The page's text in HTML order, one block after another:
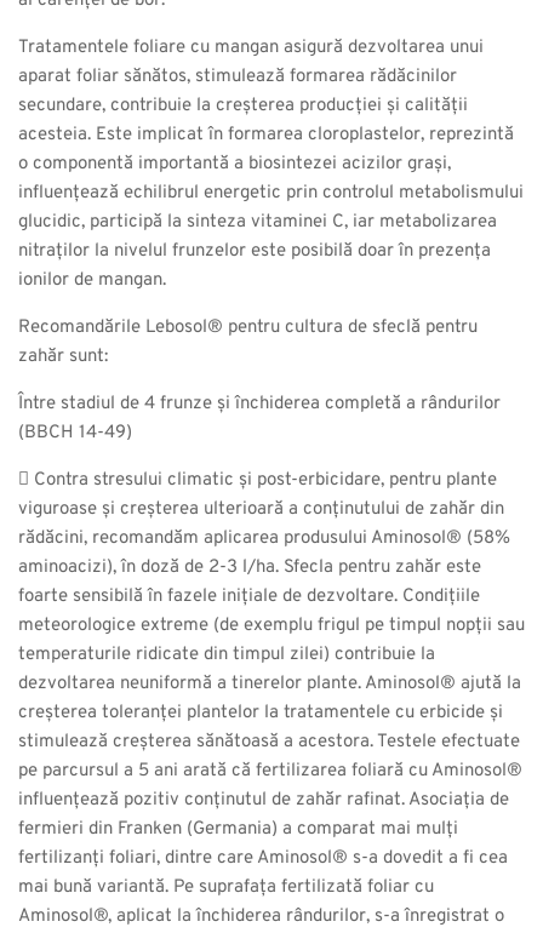
Tratamentele foliare cu mangan asigură dezvoltarea unui
aparat foliar sănătos, stimulează formarea rădăcinilor
secundare, contribuie la creșterea producției și calității
acesteia. Este implicat în formarea cloroplastelor, reprezintă
o componentă importantă a biosintezei acizilor grași,
influențează echilibrul energetic prin controlul metabolismului
glucidic, participă la sinteza vitaminei C, iar metabolizarea
nitraților la nivelul frunzelor este posibilă doar în prezența
ionilor de mangan.
Recomandările Lebosol® pentru cultura de sfeclă pentru
zahăr sunt:
Între stadiul de 4 frunze și închiderea completă a rândurilor
(BBCH 14-49)
 Contra stresului climatic și post-erbicidare, pentru plante
viguroase și creșterea ulterioară a conținutului de zahăr din
rădăcini, recomandăm aplicarea produsului Aminosol® (58%
aminoacizi), în doză de 2-3 l/ha. Sfecla pentru zahăr este
foarte sensibilă în fazele inițiale de dezvoltare. Condițiile
meteorologice extreme (de exemplu frigul pe timpul nopții sau
temperaturile ridicate din timpul zilei) contribuie la
dezvoltarea neuniformă a tinerelor plante. Aminosol® ajută la
creșterea toleranței plantelor la tratamentele cu erbicide și
stimulează creșterea sănătoasă a acestora. Testele efectuate
pe parcursul a 5 ani arată că fertilizarea foliară cu Aminosol®
influențează pozitiv conținutul de zahăr rafinat. Asociația de
fermieri din Franken (Germania) a comparat mai mulți
fertilizanți foliari, dintre care Aminosol® s-a dovedit a fi cea
mai bună variantă. Pe suprafața fertilizată foliar cu
Aminosol®, aplicat la închiderea rândurilor, s-a înregistrat o